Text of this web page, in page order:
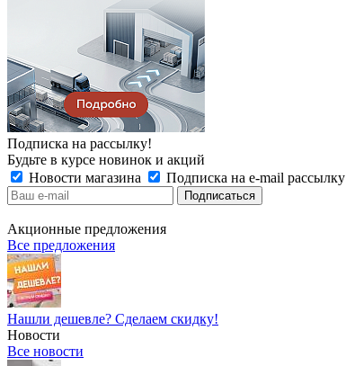
Подписка на рассылку!
Будьте в курсе новинок и акций
Новости магазина
Подписка на e-mail рассылку
Акционные предложения
Все предложения
Нашли дешевле? Сделаем скидку!
Новости
Все новости